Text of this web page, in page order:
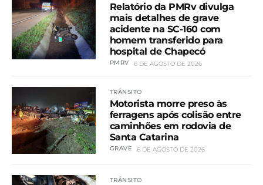
Relatório da PMRv divulga
mais detalhes de grave
acidente na SC-160 com
homem transferido para
hospital de Chapecó
PMRV 6 DE AGOSTO DE 2026
TRÂNSITO
Motorista morre preso às
ferragens após colisão entre
caminhões em rodovia de
Santa Catarina
GRAVE 6 DE AGOSTO DE 2026
TRÂNSITO